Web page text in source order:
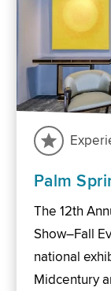
Palm
The 12th
Show–Fall
national
Midcentury